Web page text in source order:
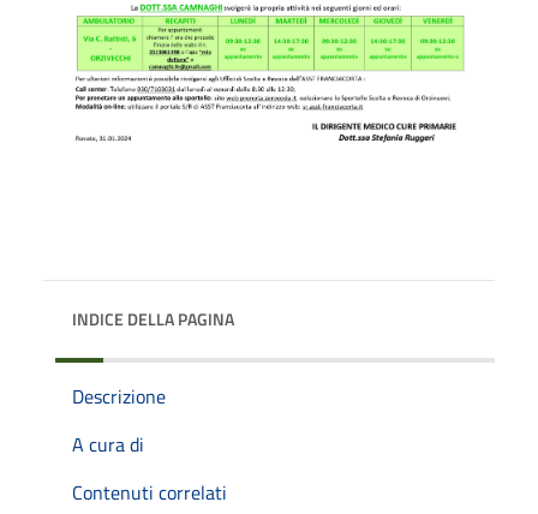
INDICE DELLA PAGINA
Descrizione
A cura di
Contenuti correlati